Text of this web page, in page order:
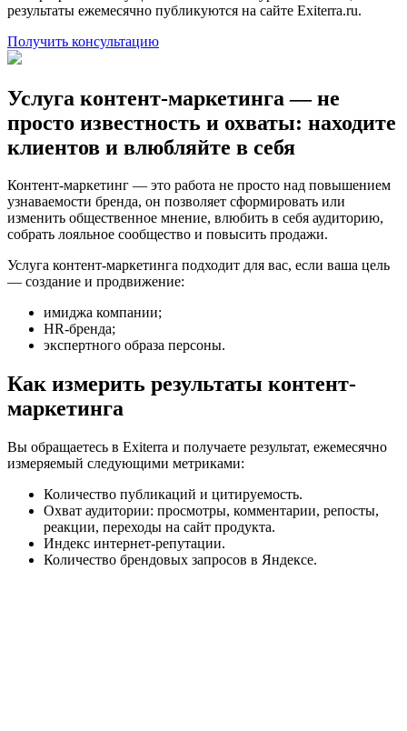
результаты ежемесячно публикуются на сайте Exiterra.ru.
Получить консультацию
Услуга контент-маркетинга — не
просто известность и охваты: находите
клиентов и влюбляйте в себя
Контент-маркетинг — это работа не просто над повышением
узнаваемости бренда, он позволяет сформировать или
изменить общественное мнение, влюбить в себя аудиторию,
собрать лояльное сообщество и повысить продажи.
Услуга контент-маркетинга подходит для вас, если ваша цель
— создание и продвижение:
имиджа компании;
HR-бренда;
экспертного образа персоны.
Как измерить результаты контент-
маркетинга
Вы обращаетесь в Exiterra и получаете результат, ежемесячно
измеряемый следующими метриками:
Количество публикаций и цитируемость.
Охват аудитории: просмотры, комментарии, репосты,
реакции, переходы на сайт продукта.
Индекс интернет-репутации.
Количество брендовых запросов в Яндексе.